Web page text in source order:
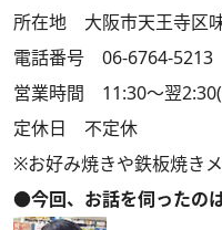
所在地 大阪市天王寺区
電話番号 06-6764-5213
営業時間 11:30～翌
定休日 不定休
※お好み焼きや鉄板焼き
●今回、お話を伺ったの